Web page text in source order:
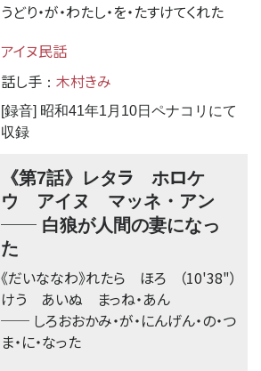
うどり・が・わたし・を・たすけてくれた
アイヌ民話
話し手 ： 木村きみ
[録音] 昭和41年1月10日ペナコリにて
収録
《第7話》レタラ ホロケ
ウ アイヌ マッネ・アン
── 白狼が人間の妻になっ
た
（10'38"）
《だいななわ》れたら ほろ
けう あいぬ まっね・あん
── しろおおかみ・が・にんげん・の・つ
ま・に・なった